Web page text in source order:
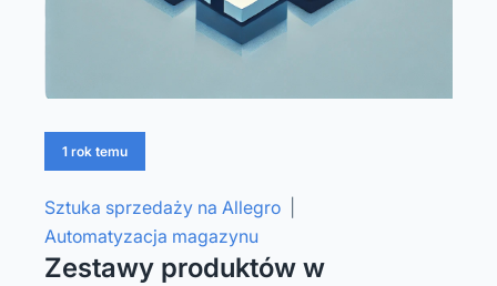
1 rok temu
Sztuka sprzedaży na Allegro
Automatyzacja magazynu
Zestawy produktów w